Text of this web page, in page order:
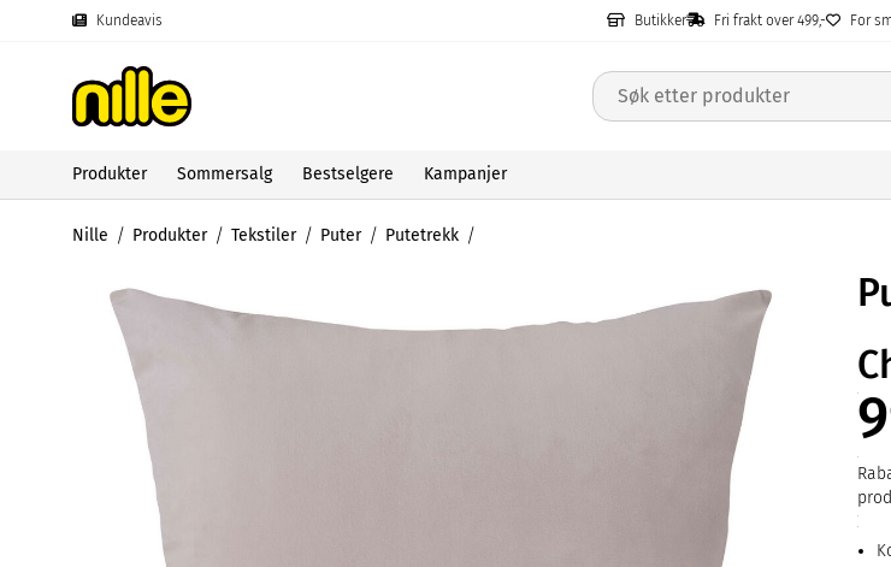
Kundeavis Butikker Fri frakt over 499,- For
Produkter Sommersalg Bestselgere Kampanjer
Nille Produkter Tekstiler Puter Putetrekk